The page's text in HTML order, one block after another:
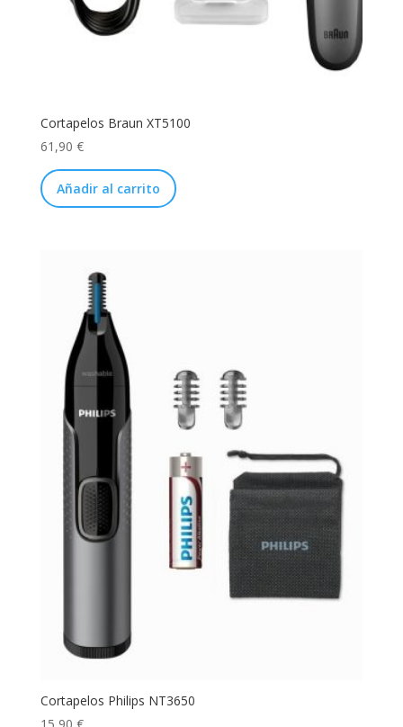
Cortapelos Braun XT5100
61,90 €
Añadir al carrito
Cortapelos Philips NT3650